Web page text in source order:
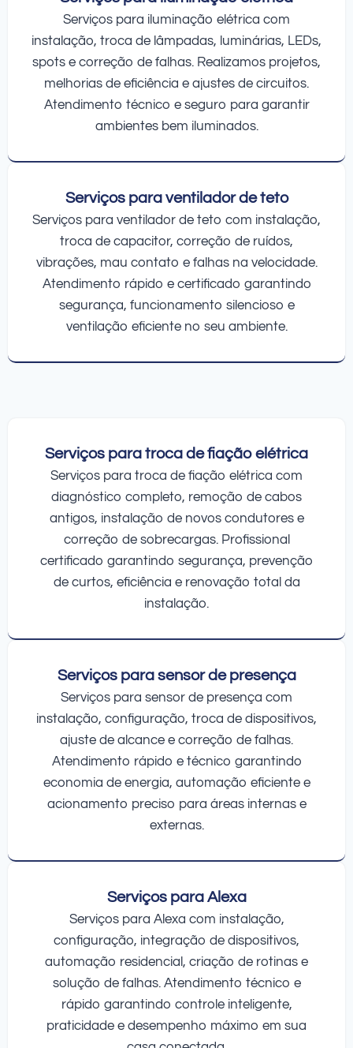
Serviços para iluminação elétrica com
instalação, troca de lâmpadas, luminárias, LEDs,
spots e correção de falhas. Realizamos projetos,
melhorias de eficiência e ajustes de circuitos.
Atendimento técnico e seguro para garantir
ambientes bem iluminados.
Serviços para ventilador de teto
Serviços para ventilador de teto com instalação,
troca de capacitor, correção de ruídos,
vibrações, mau contato e falhas na velocidade.
Atendimento rápido e certificado garantindo
segurança, funcionamento silencioso e
ventilação eficiente no seu ambiente.
Serviços para troca de fiação elétrica
Serviços para troca de fiação elétrica com
diagnóstico completo, remoção de cabos
antigos, instalação de novos condutores e
correção de sobrecargas. Profissional
certificado garantindo segurança, prevenção
de curtos, eficiência e renovação total da
instalação.
Serviços para sensor de presença
Serviços para sensor de presença com
instalação, configuração, troca de dispositivos,
ajuste de alcance e correção de falhas.
Atendimento rápido e técnico garantindo
economia de energia, automação eficiente e
acionamento preciso para áreas internas e
externas.
Serviços para Alexa
Serviços para Alexa com instalação,
configuração, integração de dispositivos,
automação residencial, criação de rotinas e
solução de falhas. Atendimento técnico e
rápido garantindo controle inteligente,
praticidade e desempenho máximo em sua